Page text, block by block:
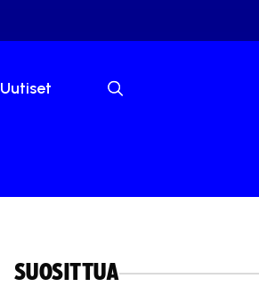
Uutiset
SUOSITTUA